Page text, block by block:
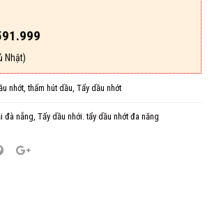
Nhật)
nhớt, thấm hút dầu, Tẩy dầu nhớt
đà nẵng, Tẩy dầu nhới. tẩy dầu nhớt đa năng